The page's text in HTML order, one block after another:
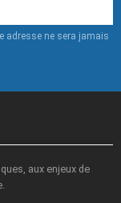
adresse ne sera jamais
aux enjeux de